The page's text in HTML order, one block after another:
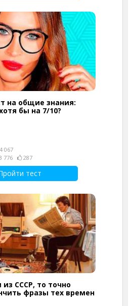
на общие знания:
бы на 7/10?
067
776
287
тест
СССР, то точно
фразы тех времен